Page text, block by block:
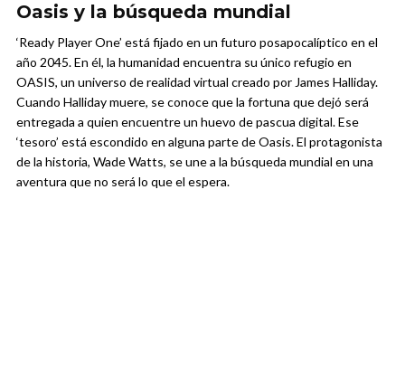
Oasis y la búsqueda mundial
‘Ready Player One’ está fijado en un futuro posapocalíptico en el
año 2045. En él, la humanidad encuentra su único refugio en
OASIS, un universo de realidad virtual creado por James Halliday.
Cuando Halliday muere, se conoce que la fortuna que dejó será
entregada a quien encuentre un huevo de pascua digital. Ese
‘tesoro’ está escondido en alguna parte de Oasis. El protagonista
de la historia, Wade Watts, se une a la búsqueda mundial en una
aventura que no será lo que el espera.